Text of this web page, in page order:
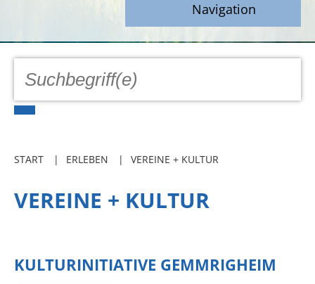
Navigation
GEMEINDE
Freibadkarten
Social Media
START ERLEBEN VEREINE + KULTUR
VEREINE + KULTUR
KULTURINITIATIVE GEMMRIGHEIM